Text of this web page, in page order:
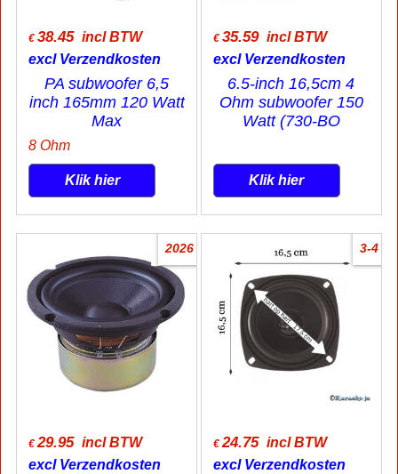
€ 38.45 incl BTW
excl Verzendkosten
PA subwoofer 6,5
inch 165mm 120 Watt
Max
8 Ohm
Klik hier
€ 35.59 incl BTW
excl Verzendkosten
6.5-inch 16,5cm 4
Ohm subwoofer 150
Watt (730-BO
Klik hier
2026
€ 29.95 incl BTW
excl Verzendkosten
3-4
€ 24.75 incl BTW
excl Verzendkosten